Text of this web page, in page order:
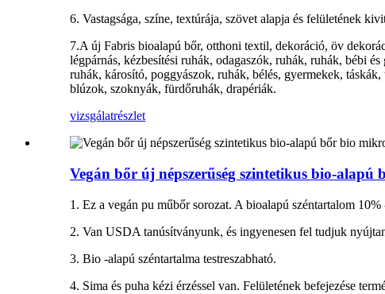
6. Vastagsága, színe, textúrája, szövet alapja és felületének
7.A új Fabris bioalapú bőr, otthoni textil, dekoráció, öv
légpárnás, kézbesítési ruhák, odagaszók, ruhák, ruhák, bébi
ruhák, károsító, poggyászok, ruhák, bélés, gyermekek,
blúzok, szoknyák, fürdőruhák, drapériák.
vizsgálatrészlet
Vegán bőr új népszerűség szintetikus bio-
1. Ez a vegán pu műbőr sorozat. A bioalapú széntartalom
2. Van USDA tanúsítványunk, és ingyenesen fel tudjuk
3. Bio -alapú széntartalma testreszabható.
4. Sima és puha kézi érzéssel van. Felületének befejezése